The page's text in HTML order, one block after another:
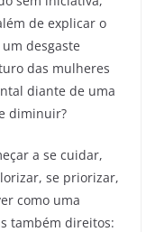
de explicar o
desgaste
das mulheres
diante de uma
diminuir?
a se cuidar,
se priorizar,
como uma
também direitos: